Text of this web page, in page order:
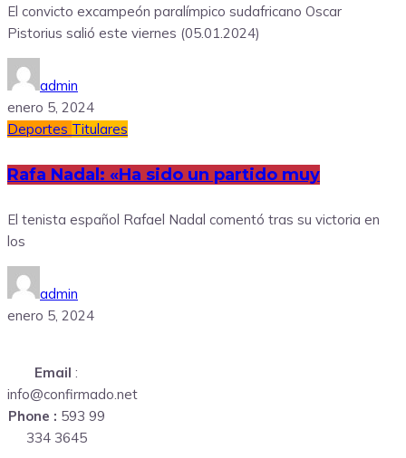
El convicto excampeón paralímpico sudafricano Oscar
Pistorius salió este viernes (05.01.2024)
admin
enero 5, 2024
Deportes Titulares
Rafa Nadal: «Ha sido un partido muy
El tenista español Rafael Nadal comentó tras su victoria en
los
admin
enero 5, 2024
Email :
info@confirmado.net
Phone : 593 99
334 3645